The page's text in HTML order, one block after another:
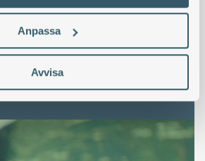
Anpassa
Avvisa
Till minnesrummet